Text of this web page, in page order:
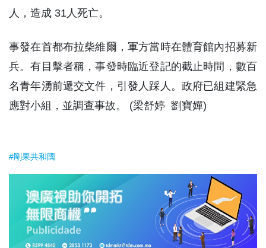
人，造成 31人死亡。
事發在首都布拉柴維爾，軍方當時在體育館內招募新
兵。有目擊者稱，事發時臨近登記的截止時間，數百
名青年湧前遞交文件，引發人踩人。政府已組建緊急
應對小組，並調查事故。 (梁舒婷 劉寶嬋)
#剛果共和國